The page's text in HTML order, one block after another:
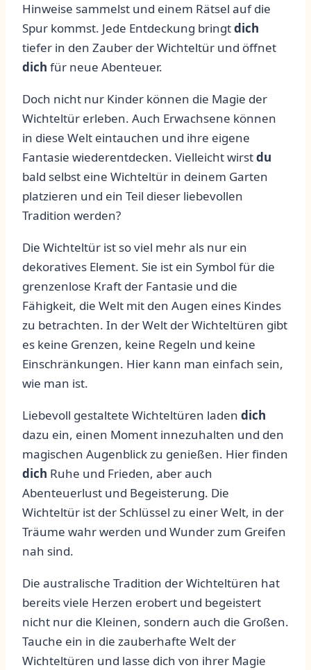
Hinweise⁢ sammelst ⁤und einem Rätsel auf⁤ die
Spur kommst. Jede Entdeckung bringt‍dich
tiefer in den ⁣Zauber der Wichteltür und öffnet
dich für neue Abenteuer.
Doch nicht nur Kinder können ‍die⁢ Magie der⁢
Wichteltür erleben. Auch Erwachsene können
in diese Welt ⁤eintauchen und ihre eigene
⁣Fantasie wiederentdecken. Vielleicht wirstdu
bald ⁢selbst eine Wichteltür in deinem Garten
platzieren und ein Teil dieser ⁢liebevollen
‌Tradition werden?
Die‍ Wichteltür ⁣ist so‍ viel mehr als​ nur ein
dekoratives Element. Sie ‌ist ein Symbol für⁢ die
grenzenlose Kraft der ‌Fantasie und ​die
Fähigkeit, ‌die‍ Welt mit den Augen eines Kindes
zu betrachten. In der Welt ⁣der ⁢Wichteltüren gibt
es⁤ keine Grenzen, keine Regeln und keine
Einschränkungen. Hier kann⁢ man einfach sein,
wie ​man ist.
Liebevoll ⁢gestaltete Wichteltüren laden dich
dazu ein, einen Moment innezuhalten und‍ den
magischen Augenblick ​zu genießen.⁤ Hier​ finden
dich ⁤Ruhe ⁣und‍ Frieden, aber ⁣auch
Abenteuerlust ‌und Begeisterung. ⁣Die
‍Wichteltür ist der⁣ Schlüssel zu einer Welt, in der
Träume wahr ‌werden ‌und Wunder⁣ zum Greifen
nah sind.
Die ⁢australische Tradition der Wichteltüren‍ hat
‌bereits viele ⁢Herzen ⁢erobert und​ begeistert
nicht nur die Kleinen, sondern auch die⁢ Großen.
Tauche ein in die zauberhafte Welt‌ der
Wichteltüren und lasse⁣ dich ⁣von ‌ihrer Magie